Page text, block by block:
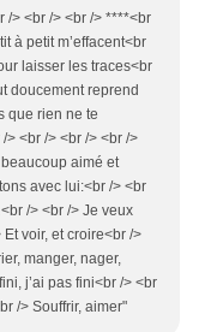
/> <br /> <br /> ****<br
à petit m’effacent<br
laisser les traces<br
doucement reprend
que rien ne te
> <br /> <br /> <br />
aimé et
avec lui:<br /> <br
/> <br /> Je veux
voir, et croire<br />
manger, nager,
j’ai pas fini<br /> <br
/> Souffrir, aimer"